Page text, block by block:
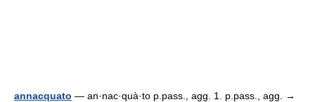
annacquato — an·nac·quà·to p.pass., agg. 1. p.pass., agg. →